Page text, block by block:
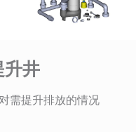
升井
需提升排放的情况